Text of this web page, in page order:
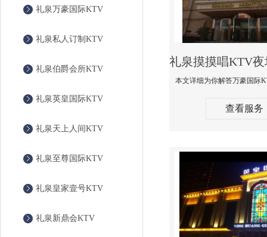
礼泉万豪国际KTV
礼泉私人订制KTV
礼泉伯爵会所KTV
礼泉英皇国际KTV
礼泉天上人间KTV
礼泉至尊国际KTV
礼泉皇家壹号KTV
礼泉新鼎会KTV
查看服务